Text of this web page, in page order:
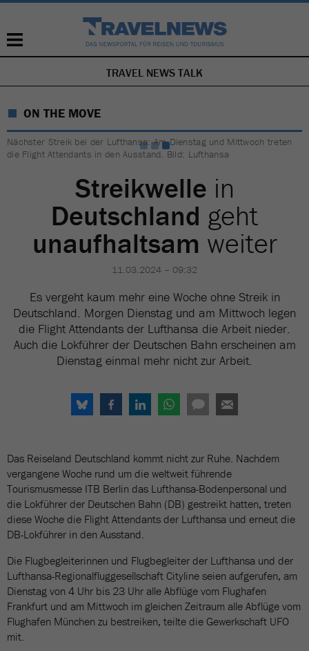
NAVIGATION
ÜBERSPRINGEN
TRAVEL NEWS TALK
ON THE MOVE
Nächster Streik bei der Lufthansa: Am Dienstag und Mittwoch treten
die Flight Attendants in den Ausstand. Bild: Lufthansa
Streikwelle in
Deutschland geht
unaufhaltsam weiter
11.03.2024 – 09:32
Es vergeht kaum mehr eine Woche ohne Streik in
Deutschland. Morgen Dienstag und am Mittwoch legen
die Flight Attendants der Lufthansa die Arbeit nieder.
Auch die Lokführer der Deutschen Bahn erscheinen am
Dienstag einmal mehr nicht zur Arbeit.
Das Reiseland Deutschland kommt nicht zur Ruhe. Nachdem
vergangene Woche rund um die weltweit führende
Tourismusmesse ITB Berlin das Lufthansa-Bodenpersonal und
die Lokführer der Deutschen Bahn (DB) gestreikt hatten, treten
diese Woche die Flight Attendants der Lufthansa und erneut die
DB-Lokführer in den Ausstand.
Die Flugbegleiterinnen und Flugbegleiter der Lufthansa und der
Lufthansa-Regionalfluggesellschaft Cityline seien aufgerufen, am
Dienstag von 4 Uhr bis 23 Uhr alle Abflüge vom Flughafen
Frankfurt und am Mittwoch im gleichen Zeitraum alle Abflüge vom
Flughafen München zu bestreiken, teilte die Gewerkschaft UFO
mit.